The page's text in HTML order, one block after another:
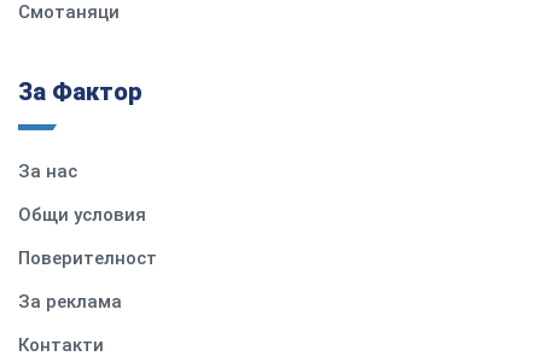
Смотаняци
За Фактор
За нас
Общи условия
Поверителност
За реклама
Контакти